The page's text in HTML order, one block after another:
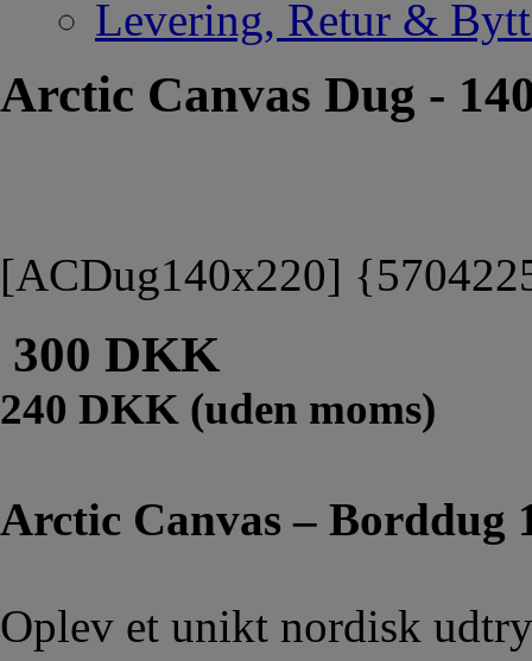
Levering, Retur &
Arctic Canvas Dug -
[ACDug140x220]
300 DKK
240 DKK (uden moms)
Arctic Canvas – Borddug
Oplev et unikt nordisk